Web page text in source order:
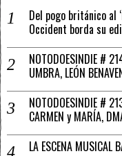
Del pogo británico al
Occident borda su
NOTODOESINDIE #
UMBRA, LEÓN
NOTODOESINDIE #
CARMEN y MARÍA,
LA ESCENA MUSICAL